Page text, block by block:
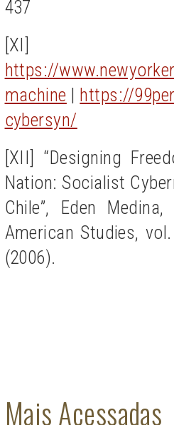
437
[XI]
https://
machine | https://
cybersyn/
[XII] “Designing
Nation: Socialist
Chile”, Eden
American Studies,
(2006).
Mais Acessadas